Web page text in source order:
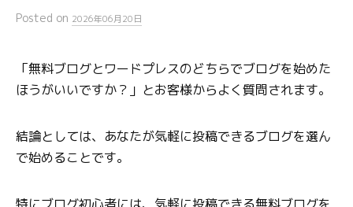
Posted on 2026年06月20日
「無料ブログとワードプレスのどちらでブログを始めた
ほうがいいですか？」とお客様からよく質問されます。
結論としては、あなたが気軽に投稿できるブログを選ん
で始めることです。